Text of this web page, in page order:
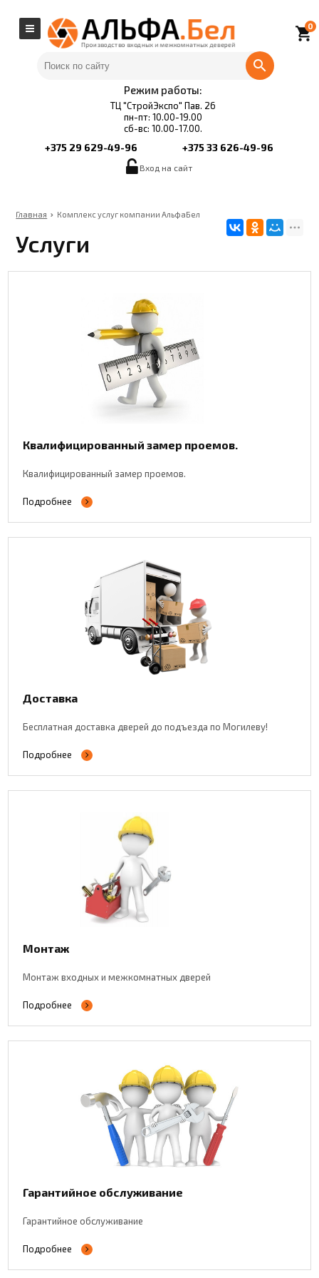
Режим работы:
ТЦ "СтройЭкспо" Пав. 26
пн-пт: 10.00-19.00
сб-вс: 10.00-17.00.
+375 29 629-49-96 +375 33 626-49-96
local_grocery_store
0
Вход на сайт
Главная Комплекс услуг компании АльфаБел
Услуги
Квалифицированный замер проемов.
Квалифицированный замер проемов.
Подробнее
Доставка
Бесплатная доставка дверей до подъезда по Могилеву!
Подробнее
Монтаж
Монтаж входных и межкомнатных дверей
Подробнее
Гарантийное обслуживание
Гарантийное обслуживание
Подробнее